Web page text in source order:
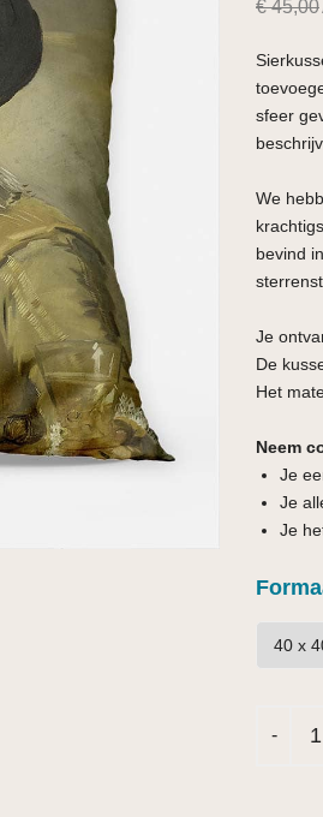
€45,00
sfeer
We
bevind
Je
De
Het
Neem
Je
Je
Je